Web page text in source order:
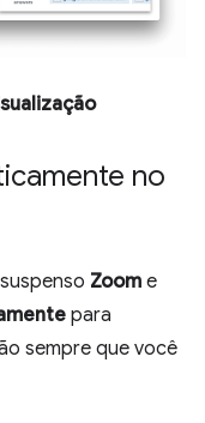
no
Zoom e
para
sempre que você